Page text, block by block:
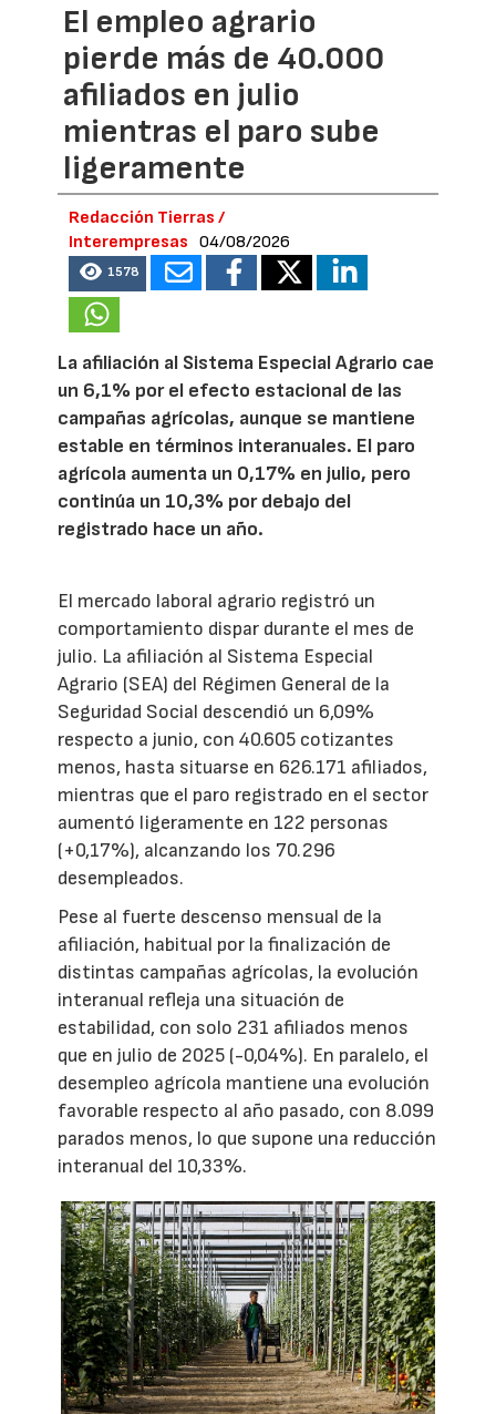
El empleo agrario
pierde más de 40.000
afiliados en julio
mientras el paro sube
ligeramente
Redacción Tierras /
Interempresas
04/08/2026
1578
La afiliación al Sistema Especial Agrario cae
un 6,1% por el efecto estacional de las
campañas agrícolas, aunque se mantiene
estable en términos interanuales. El paro
agrícola aumenta un 0,17% en julio, pero
continúa un 10,3% por debajo del
registrado hace un año.
El mercado laboral agrario registró un
comportamiento dispar durante el mes de
julio. La afiliación al Sistema Especial
Agrario (SEA) del Régimen General de la
Seguridad Social descendió un 6,09%
respecto a junio, con 40.605 cotizantes
menos, hasta situarse en 626.171 afiliados,
mientras que el paro registrado en el sector
aumentó ligeramente en 122 personas
(+0,17%), alcanzando los 70.296
desempleados.
Pese al fuerte descenso mensual de la
afiliación, habitual por la finalización de
distintas campañas agrícolas, la evolución
interanual refleja una situación de
estabilidad, con solo 231 afiliados menos
que en julio de 2025 (-0,04%). En paralelo, el
desempleo agrícola mantiene una evolución
favorable respecto al año pasado, con 8.099
parados menos, lo que supone una reducción
interanual del 10,33%.